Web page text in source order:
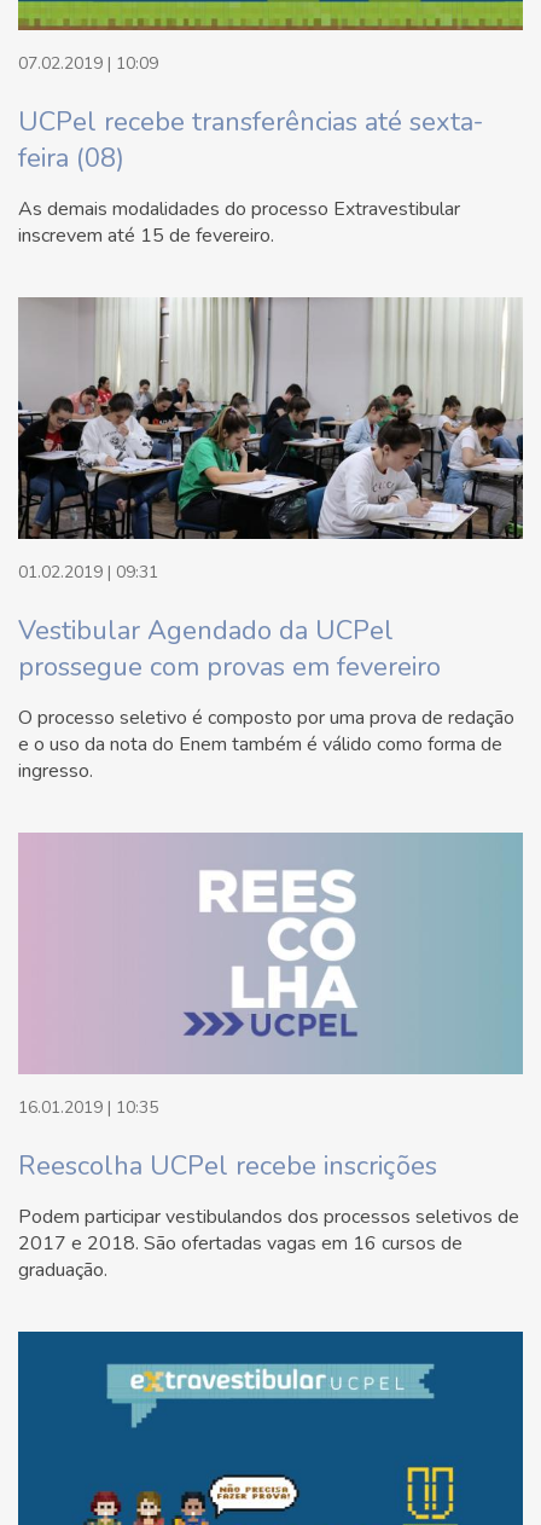
07.02.2019 | 10:09
UCPel recebe transferências até sexta-
feira (08)
As demais modalidades do processo Extravestibular
inscrevem até 15 de fevereiro.
01.02.2019 | 09:31
Vestibular Agendado da UCPel
prossegue com provas em fevereiro
O processo seletivo é composto por uma prova de redação
e o uso da nota do Enem também é válido como forma de
ingresso.
16.01.2019 | 10:35
Reescolha UCPel recebe inscrições
Podem participar vestibulandos dos processos seletivos de
2017 e 2018. São ofertadas vagas em 16 cursos de
graduação.